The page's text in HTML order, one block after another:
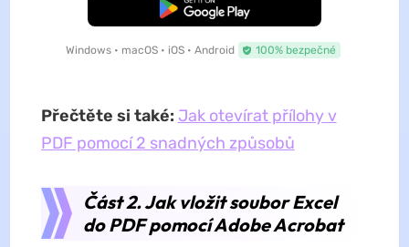
Bezplatné stažení
Windows • macOS • iOS • Android 100% bezpečné
Přečtěte si také: Jak otevírat přílohy v
PDF pomocí 2 snadných způsobů
Část 2. Jak vložit soubor Excel
do PDF pomocí Adobe Acrobat